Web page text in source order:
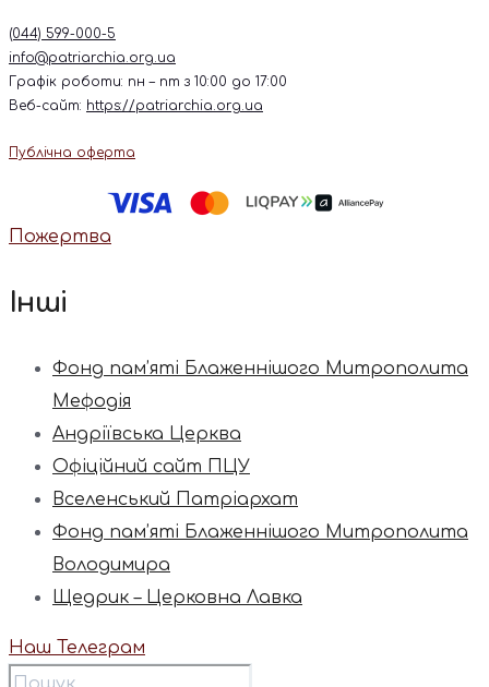
(044) 599-000-5
info@patriarchia.org.ua
Графік роботи: пн – пт з 10:00 до 17:00
Веб-сайт: https://patriarchia.org.ua
Публічна оферта
Пожертва
Інші
Фонд пам’яті Блаженнішого Митрополита
Мефодія
Андріївська Церква
Офіційний сайт ПЦУ
Вселенський Патріархат
Фонд пам’яті Блаженнішого Митрополита
Володимира
Щедрик – Церковна Лавка
Наш Телеграм